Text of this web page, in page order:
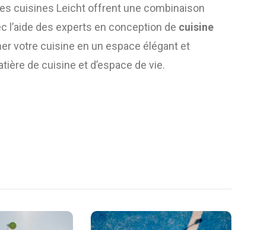
cuisines Leicht offrent une combinaison
l’aide des experts en conception de cuisine
votre cuisine en un espace élégant et
de cuisine et d’espace de vie.